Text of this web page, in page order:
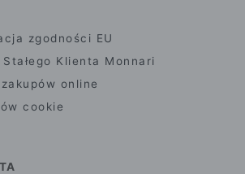
zgodności EU
Klienta Monnari
online
cookie